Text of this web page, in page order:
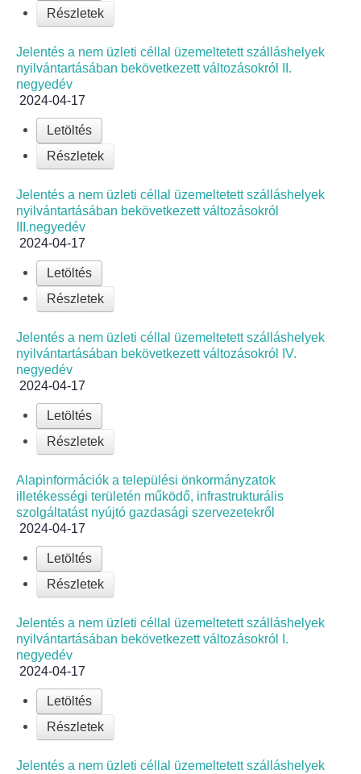
Részletek
Jelentés a nem üzleti céllal üzemeltetett szálláshelyek
nyilvántartásában bekövetkezett változásokról II.
negyedév
2024-04-17
Letöltés
Részletek
Jelentés a nem üzleti céllal üzemeltetett szálláshelyek
nyilvántartásában bekövetkezett változásokról
III.negyedév
2024-04-17
Letöltés
Részletek
Jelentés a nem üzleti céllal üzemeltetett szálláshelyek
nyilvántartásában bekövetkezett változásokról IV.
negyedév
2024-04-17
Letöltés
Részletek
Alapinformációk a települési önkormányzatok
illetékességi területén működő, infrastrukturális
szolgáltatást nyújtó gazdasági szervezetekről
2024-04-17
Letöltés
Részletek
Jelentés a nem üzleti céllal üzemeltetett szálláshelyek
nyilvántartásában bekövetkezett változásokról I.
negyedév
2024-04-17
Letöltés
Részletek
Jelentés a nem üzleti céllal üzemeltetett szálláshelyek